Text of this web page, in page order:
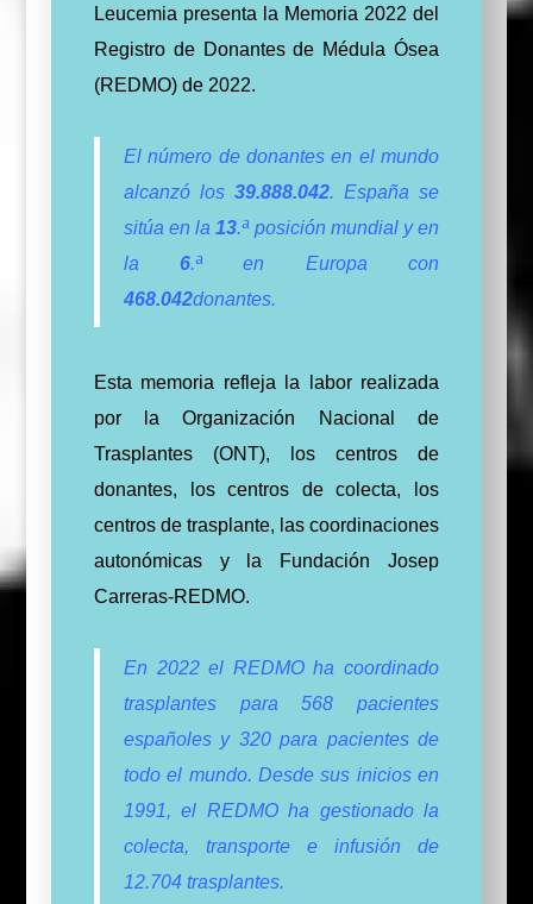
Leucemia presenta la Memoria 2022 del
Registro de Donantes de Médula Ósea
(REDMO) de 2022.
El número de donantes en el mundo
alcanzó los39.888.042. España se
sitúa en la 13.ª posición mundial y en
la6.ª en Europa con
468.042donantes.
Esta memoria refleja la labor realizada
por la Organización Nacional de
Trasplantes (ONT), los centros de
donantes, los centros de colecta, los
centros de trasplante, las coordinaciones
autonómicas y la Fundación Josep
Carreras-REDMO.
En 2022 el REDMO ha coordinado
trasplantes para 568 pacientes
españoles y 320 para pacientes de
todo el mundo. Desde sus inicios en
1991, el REDMO ha gestionado la
colecta, transporte e infusión de
12.704 trasplantes.